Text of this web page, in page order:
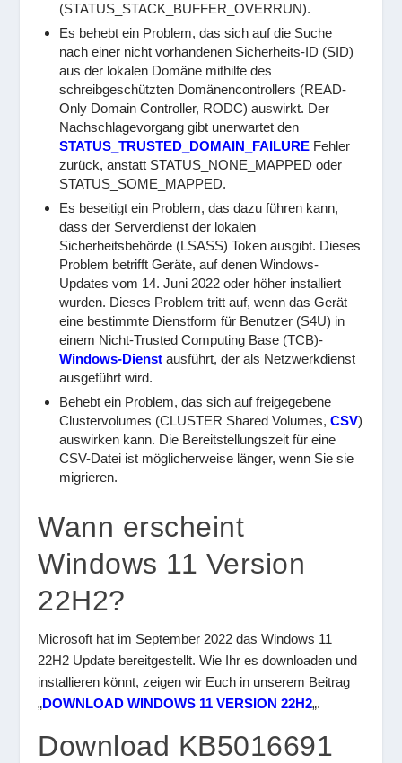
(STATUS_STACK_BUFFER_OVERRUN).
Es behebt ein Problem, das sich auf die Suche
nach einer nicht vorhandenen Sicherheits-ID (SID)
aus der lokalen Domäne mithilfe des
schreibgeschützten Domänencontrollers (READ-
Only Domain Controller, RODC) auswirkt. Der
Nachschlagevorgang gibt unerwartet den
STATUS_TRUSTED_DOMAIN_FAILURE Fehler
zurück, anstatt STATUS_NONE_MAPPED oder
STATUS_SOME_MAPPED.
Es beseitigt ein Problem, das dazu führen kann,
dass der Serverdienst der lokalen
Sicherheitsbehörde (LSASS) Token ausgibt. Dieses
Problem betrifft Geräte, auf denen Windows-
Updates vom 14. Juni 2022 oder höher installiert
wurden. Dieses Problem tritt auf, wenn das Gerät
eine bestimmte Dienstform für Benutzer (S4U) in
einem Nicht-Trusted Computing Base (TCB)-
Windows-Dienst ausführt, der als Netzwerkdienst
ausgeführt wird.
Behebt ein Problem, das sich auf freigegebene
Clustervolumes (CLUSTER Shared Volumes,CSV)
auswirken kann. Die Bereitstellungszeit für eine
CSV-Datei ist möglicherweise länger, wenn Sie sie
migrieren.
Wann erscheint
Windows 11 Version
22H2?
Microsoft hat im September 2022 das Windows 11
22H2 Update bereitgestellt. Wie Ihr es downloaden und
installieren könnt, zeigen wir Euch in unserem Beitrag
„DOWNLOAD WINDOWS 11 VERSION 22H2„.
Download KB5016691